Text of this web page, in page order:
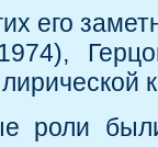
его
роли